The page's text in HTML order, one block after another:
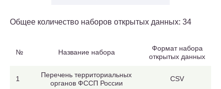
Общее количество наборов открытых данных: 34
№ Название набора
Формат набора
открытых данных
1
Перечень территориальных
органов ФССП России
CSV